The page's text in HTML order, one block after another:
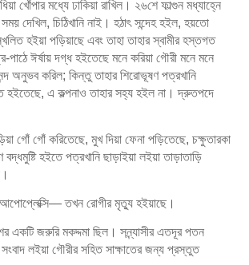
খোঁপার মধ্যে ঢাকিয়া রাখিল। ২৬শে ফাল্গুন মধ্যাহ্নে
সময় দেখিল, চিঠিখানি নাই। হঠাৎ সন্দেহ হইল, হয়তো
হইয়া পড়িয়াছে এবং তাহা তাহার স্বামীর হস্তগত
পাঠে ঈর্ষায় দগ্ধ হইতেছে মনে করিয়া গৌরী মনে মনে
অনুভব করিল; কিন্তু তাহার শিরোভূষণ পত্রখানি
হইতেছে, এ কল্পনাও তাহার সহ্য হইল না। দ্রুতপদে
গোঁ গোঁ করিতেছে, মুখ দিয়া ফেনা পড়িতেছে, চক্ষুতারকা
হইতে পত্রখানি ছাড়াইয়া লইয়া তাড়াতাড়ি
তখন রোগীর মৃত্যু হইয়াছে।
একটি জরুরি মকদ্দমা ছিল। সন্ন্যাসীর এতদূর পতন
লইয়া গৌরীর সহিত সাক্ষাতের জন্য প্রস্তুত